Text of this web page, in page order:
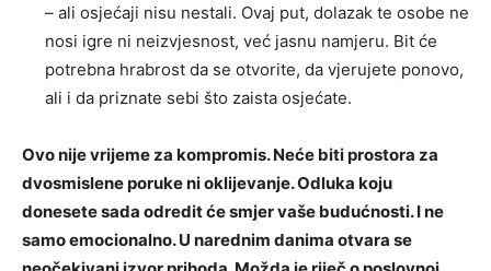
– ali osjećaji nisu nestali. Ovaj put, dolazak te osobe ne
nosi igre ni neizvjesnost, već jasnu namjeru. Bit će
potrebna hrabrost da se otvorite, da vjerujete ponovo,
ali i da priznate sebi što zaista osjećate.
Ovo nije vrijeme za kompromis. Neće biti prostora za
dvosmislene poruke ni oklijevanje. Odluka koju
donesete sada odredit će smjer vaše budućnosti. I ne
samo emocionalno. U narednim danima otvara se